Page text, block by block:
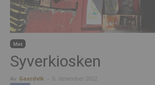
Mat
Syverkiosken
Av Gaardvik - 6. desember 2022